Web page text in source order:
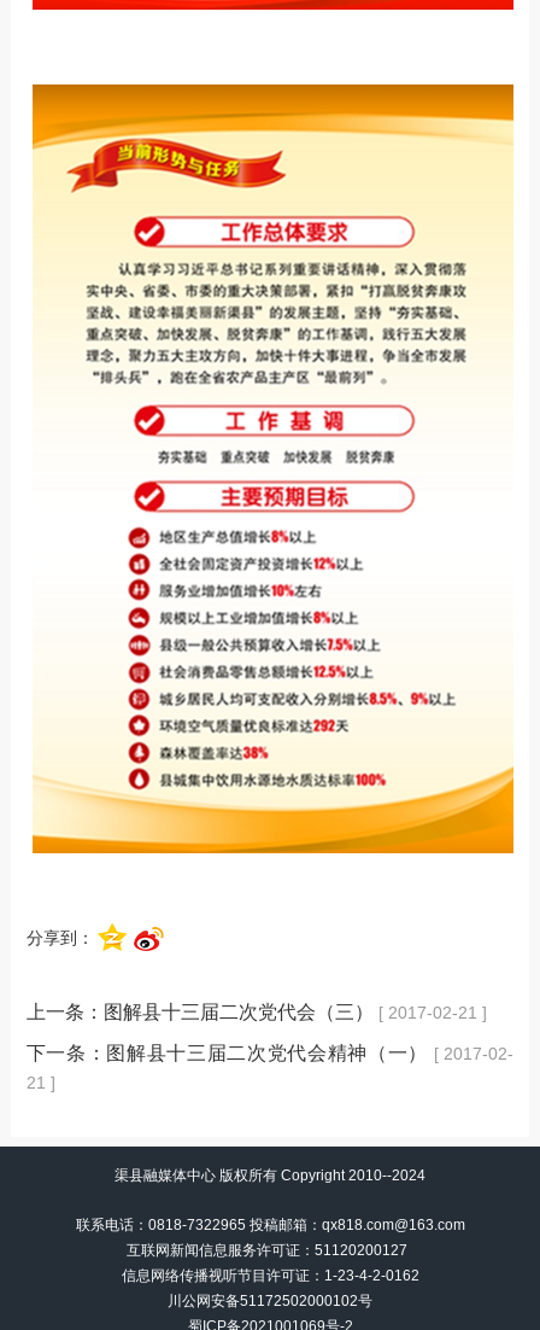
分享到：
上一条： 图解县十三届二次党代会（三） [ 2017-02-21 ]
下一条： 图解县十三届二次党代会精神（一）
[ 2017-02-
21 ]
渠县融媒体中心 版权所有 Copyright 2010--2024
联系电话：0818-7322965 投稿邮箱：qx818.com@163.com
互联网新闻信息服务许可证：51120200127
信息网络传播视听节目许可证： 1-23-4-2-0162
川公网安备51172502000102号
蜀ICP备2021001069号-2